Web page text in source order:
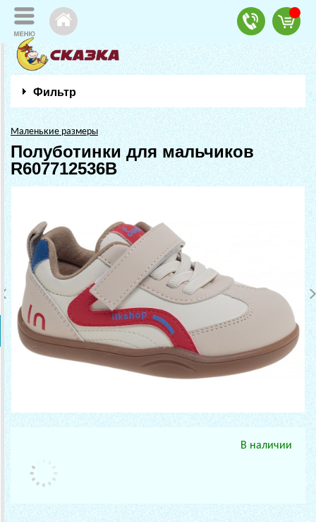
Фильтр
Маленькие размеры
Полуботинки для мальчиков
R607712536B
В наличии